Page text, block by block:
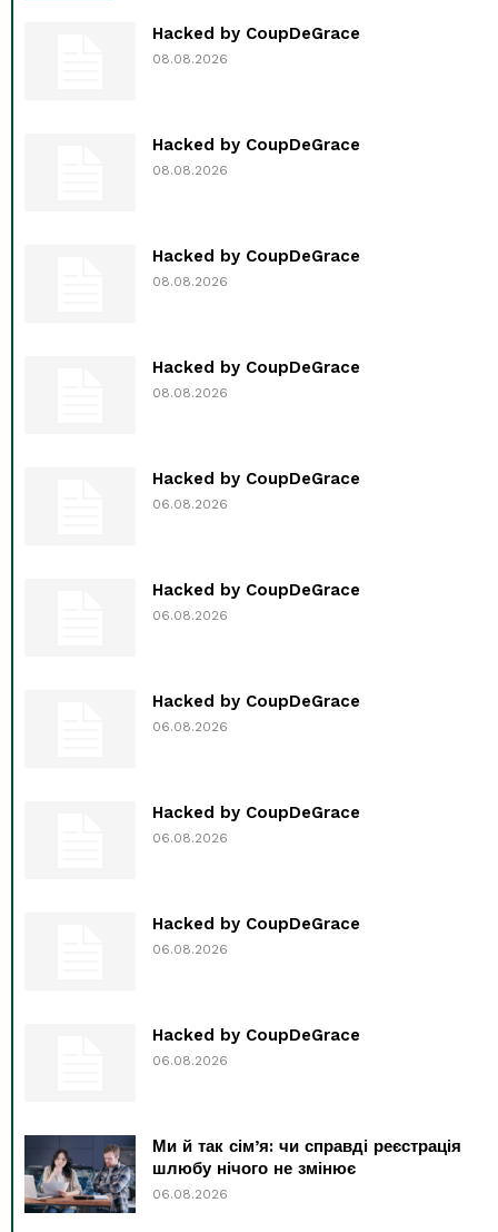
Hacked by CoupDeGrace
08.08.2026
Hacked by CoupDeGrace
08.08.2026
Hacked by CoupDeGrace
08.08.2026
Hacked by CoupDeGrace
08.08.2026
Hacked by CoupDeGrace
06.08.2026
Hacked by CoupDeGrace
06.08.2026
Hacked by CoupDeGrace
06.08.2026
Hacked by CoupDeGrace
06.08.2026
Hacked by CoupDeGrace
06.08.2026
Hacked by CoupDeGrace
06.08.2026
Ми й так сім’я: чи справді реєстрація
шлюбу нічого не змінює
06.08.2026